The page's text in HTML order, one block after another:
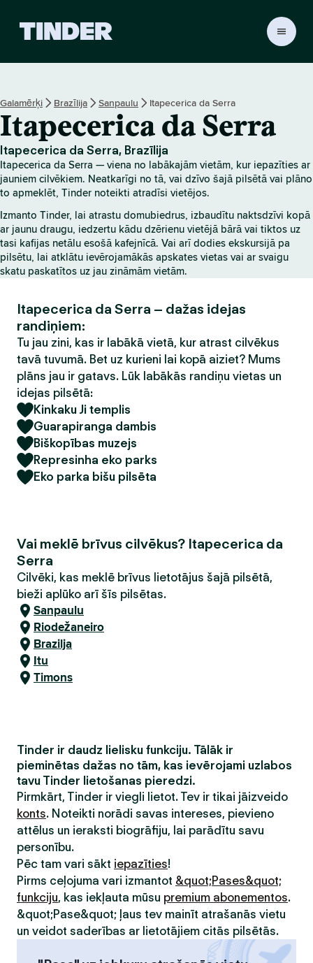
r
s
ā
k
u
m
l
p
a
Galamērķi Brazīlija Sanpaulu Itapecerica da Serra
Itapecerica da Serra
Itapecerica da Serra, Brazīlija
Itapecerica da Serra — viena no labākajām vietām, kur iepazīties ar
jauniem cilvēkiem. Neatkarīgi no tā, vai dzīvo šajā pilsētā vai plāno
to apmeklēt, Tinder noteikti atradīsi vietējos.
Izmanto Tinder, lai atrastu domubiedrus, izbaudītu naktsdzīvi kopā
ar jaunu draugu, iedzertu kādu dzērienu vietējā bārā vai tiktos uz
tasi kafijas netālu esošā kafejnīcā. Vai arī dodies ekskursijā pa
pilsētu, lai atklātu ievērojamākās apskates vietas vai ar svaigu
skatu paskatītos uz jau zināmām vietām.
Itapecerica da Serra – dažas idejas
randiņiem:
Tu jau zini, kas ir labākā vietā, kur atrast cilvēkus
tavā tuvumā. Bet uz kurieni lai kopā aiziet? Mums
plāns jau ir gatavs. Lūk labākās randiņu vietas un
idejas pilsētā:
Kinkaku Ji templis
Guarapiranga dambis
Biškopības muzejs
Represinha eko parks
Eko parka bišu pilsēta
Vai meklē brīvus cilvēkus? Itapecerica da
Serra
Cilvēki, kas meklē brīvus lietotājus šajā pilsētā,
bieži aplūko arī šīs pilsētas.
Sanpaulu
Riodežaneiro
Brazilja
Itu
Timons
Tinder ir daudz lielisku funkciju. Tālāk ir
pieminētas dažas no tām, kas ievērojami uzlabos
tavu Tinder lietošanas pieredzi.
Pirmkārt, Tinder ir viegli lietot. Tev ir tikai jāizveido
konts. Noteikti norādi savas intereses, pievieno
attēlus un ieraksti biogrāfiju, lai parādītu savu
personību.
Pēc tam vari sākt iepazīties!
Pirms ceļojuma vari izmantot &quot;Pases&quot;
funkciju, kas iekļauta mūsu premium abonementos.
&quot;Pase&quot; ļaus tev mainīt atrašanās vietu
un veidot saderības ar lietotājiem citās pilsētās.